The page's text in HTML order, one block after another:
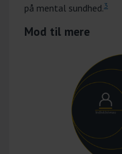
afklaret
beskæftigelse.
væsentlig del
Læs mere om
og Aktivitet
på mental sundhed.3
Mod til mere